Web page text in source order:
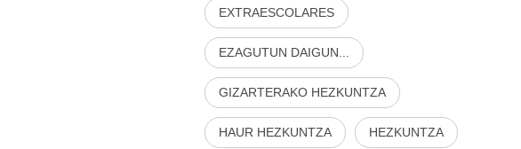
EXTRAESCOLARES
EZAGUTUN DAIGUN...
GIZARTERAKO HEZKUNTZA
HAUR HEZKUNTZA HEZKUNTZA